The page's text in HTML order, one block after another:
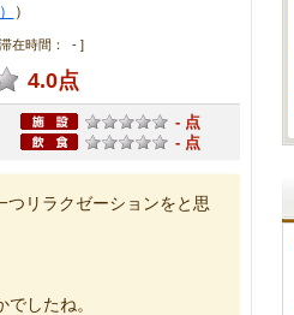
）
在時間： - ]
4.0点
- 点
- 点
つリラクゼーションをと思
したね。